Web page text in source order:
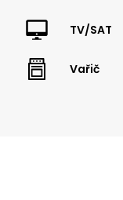
TV/SAT
Vařič